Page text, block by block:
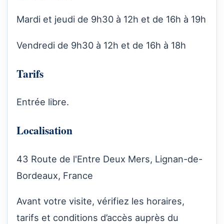
Mardi et jeudi de 9h30 à 12h et de 16h à 19h
Vendredi de 9h30 à 12h et de 16h à 18h
Tarifs
Entrée libre.
Localisation
43 Route de l'Entre Deux Mers, Lignan-de-
Bordeaux, France
Avant votre visite, vérifiez les horaires,
tarifs et conditions d’accès auprès du